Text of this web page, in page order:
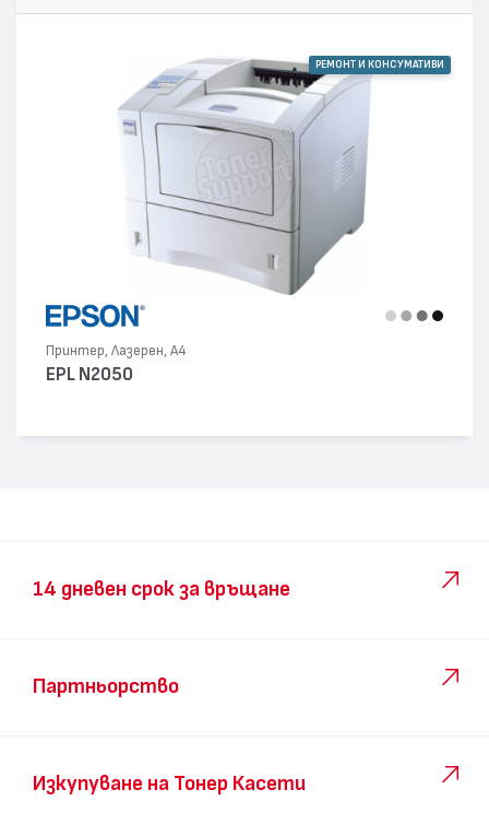
РЕМОНТ И КОНСУМАТИВИ
Принтер, Лазерен, А4
EPL N2050
14 дневен срок за връщане
Партньорство
Изкупуване на Тонер Касети